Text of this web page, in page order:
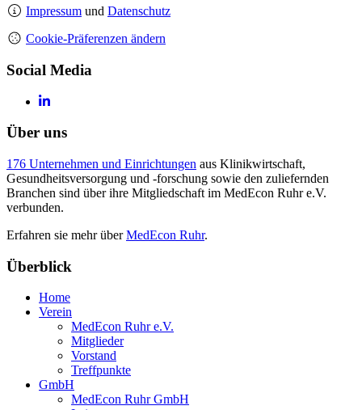
Impressum und Datenschutz
Cookie-Präferenzen ändern
Social Media
Über uns
176 Unternehmen und Einrichtungen aus Klinikwirtschaft,
Gesundheitsversorgung und -forschung sowie den zuliefernden
Branchen sind über ihre Mitgliedschaft im MedEcon Ruhr e.V.
verbunden.
Erfahren sie mehr überMedEcon Ruhr.
Überblick
Home
Verein
MedEcon Ruhr e.V.
Mitglieder
Vorstand
Treffpunkte
GmbH
MedEcon Ruhr GmbH